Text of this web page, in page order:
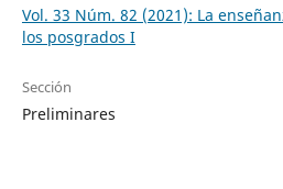
Vol. 33 Núm. 82 (2021): La
los posgrados I
Sección
Preliminares